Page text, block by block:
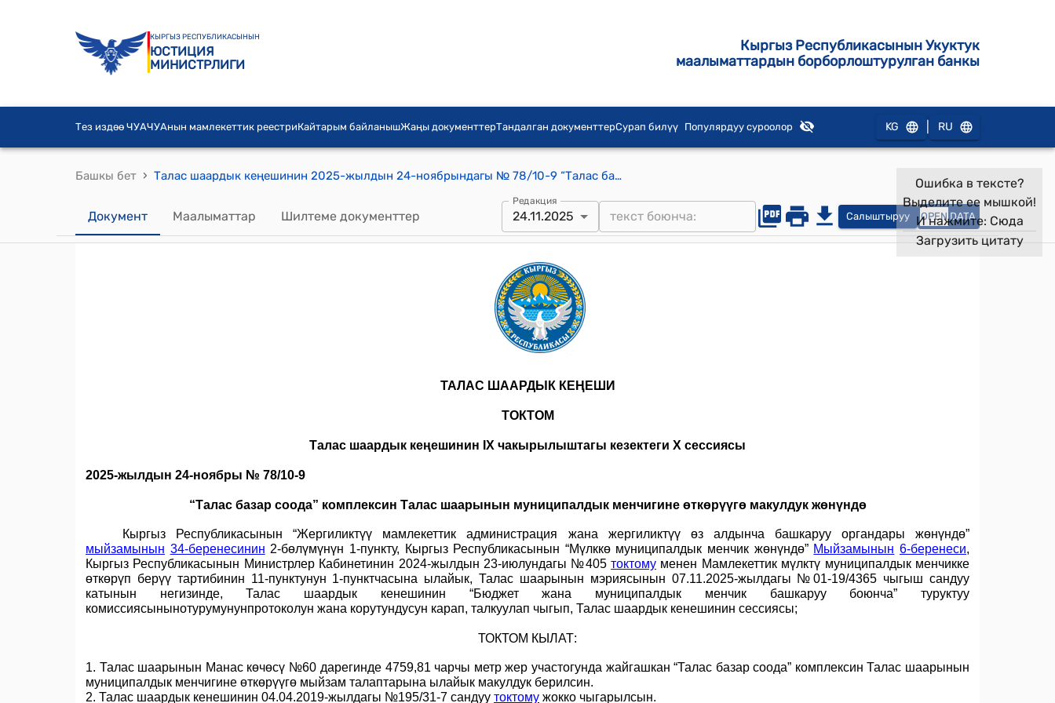
КЫРГЫЗ РЕСПУБЛИКАСЫНЫН
ЮСТИЦИЯ
МИНИСТРЛИГИ
Кыргыз Республикасынын Укуктук
маалыматтардын борборлоштурулган банкы
Тез издөө ЧУАЧУАнын мамлекеттик реестриКайтарым байланышЖаңы документтерТандалган документтерСурап билүү Популярдуу суроолор KG RU
Башкы бет › Талас шаардык кеңешинин 2025-жылдын 24-ноябрындагы № 78/10-9 “Талас базар соода” комплексин Талас шаарынын муниципалдык менчигине өткөрүүгө макулдук жөнүндө" токтому
Документ Маалыматтар Шилтеме документтер
Редакция
24.11.2025 Салыштыруу OPEN DATA
Ошибка в тексте?
Выделите ее мышкой!
И нажмите: Сюда
Загрузить цитату